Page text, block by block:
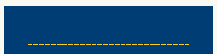
————————————————————————————